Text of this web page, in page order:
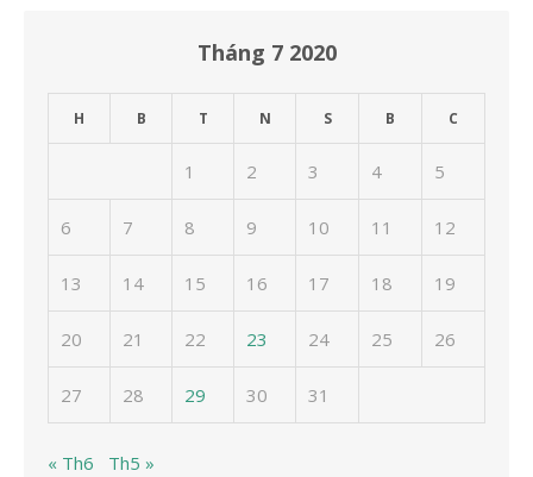
Tháng 7 2020
H B T N S B C
1 2 3 4 5
6 7 8 9 10 11 12
13 14 15 16 17 18 19
20 21 22 23 24 25 26
27 28 29 30 31
« Th6 Th5 »